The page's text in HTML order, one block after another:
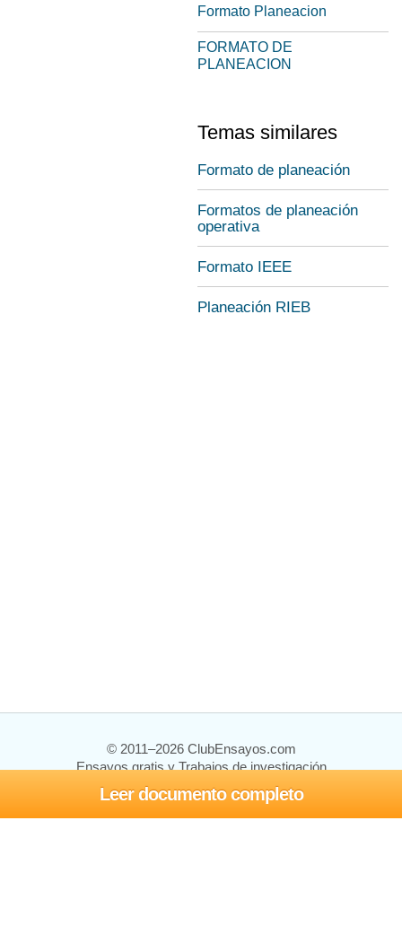
Leer documento completo
Formato Planeacion
FORMATO DE
PLANEACION
Temas similares
Formato de planeación
Formatos de planeación
operativa
Formato IEEE
Planeación RIEB
© 2011–2026 ClubEnsayos.com
Ensayos gratis y Trabajos de investigación